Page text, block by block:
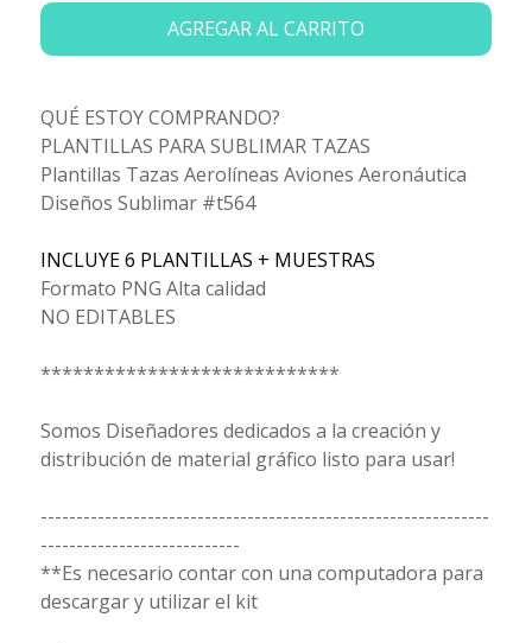
AGREGAR AL CARRITO
QUÉ ESTOY COMPRANDO?
PLANTILLAS PARA SUBLIMAR TAZAS
Plantillas Tazas Aerolíneas Aviones Aeronáutica
Diseños Sublimar #t564
INCLUYE 6 PLANTILLAS + MUESTRAS
Formato PNG Alta calidad
NO EDITABLES
****************************
Somos Diseñadores dedicados a la creación y
distribución de material gráfico listo para usar!
---------------------------------------------------------------
----------------------------
**Es necesario contar con una computadora para
descargar y utilizar el kit